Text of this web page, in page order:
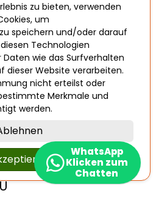
1,9 2,0 TDI
Vakuumpumpe
legen
WhatsApp
Klicken zum
Chatten
zu bieten, verwenden
um
speichern und/oder darauf
Technologien
wie das Surfverhalten
dieser Website verarbeiten.
nicht erteilst oder
Merkmale und
werden.